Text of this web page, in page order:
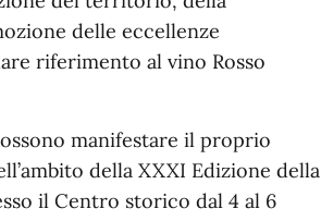
delle eccellenze
riferimento al vino Rosso
manifestare il proprio
della XXXI Edizione della
il Centro storico dal 4 al 6